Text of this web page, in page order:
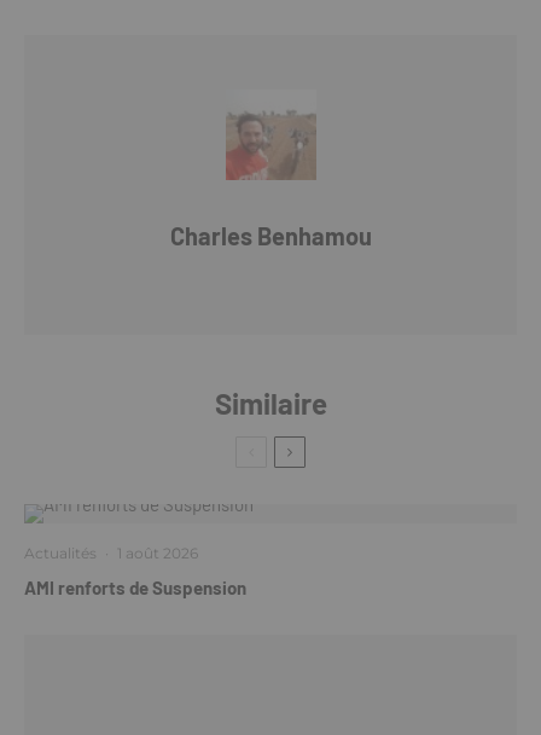
Charles Benhamou
Similaire
Actualités · 1 août 2026
AMI renforts de Suspension